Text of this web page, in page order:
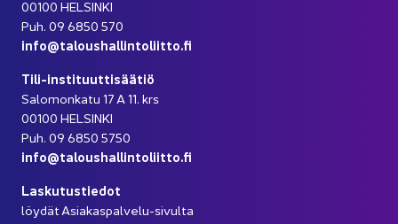
00100 HEL­SIN­KI
Puh. 09 6850 570
info@ta­lous­hal­lin­to­liit­to.fi
Tili-​instituuttisäätiö
Sa­lo­mon­ka­tu 17 A 11. krs
00100 HEL­SIN­KI
Puh. 09 6850 5750
info@ta­lous­hal­lin­to­liit­to.fi
Las­ku­tus­tie­dot
löy­dät Asiakaspalvelu-​sivulta